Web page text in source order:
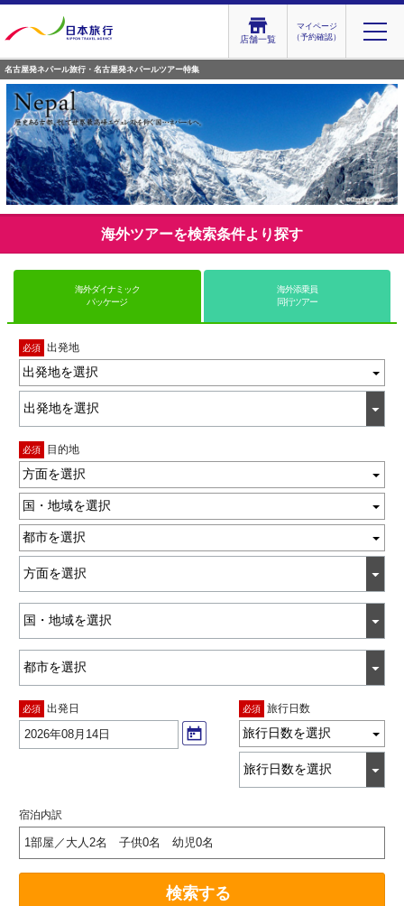
店舗一覧
マイページ
（予約確認）
名古屋発ネパール旅行・名古屋発ネパールツアー特集
海外ツアーを検索条件より探す
海外ダイナミック
パッケージ
海外添乗員
同行ツアー
必須 出発地
出発地を選択
必須 目的地
方面を選択
国・地域を選択
都市を選択
必須 出発日
2026年08月14日
必須 旅行日数
旅行日数を選択
宿泊内訳
1部屋／大人2名 子供0名 幼児0名
検索する